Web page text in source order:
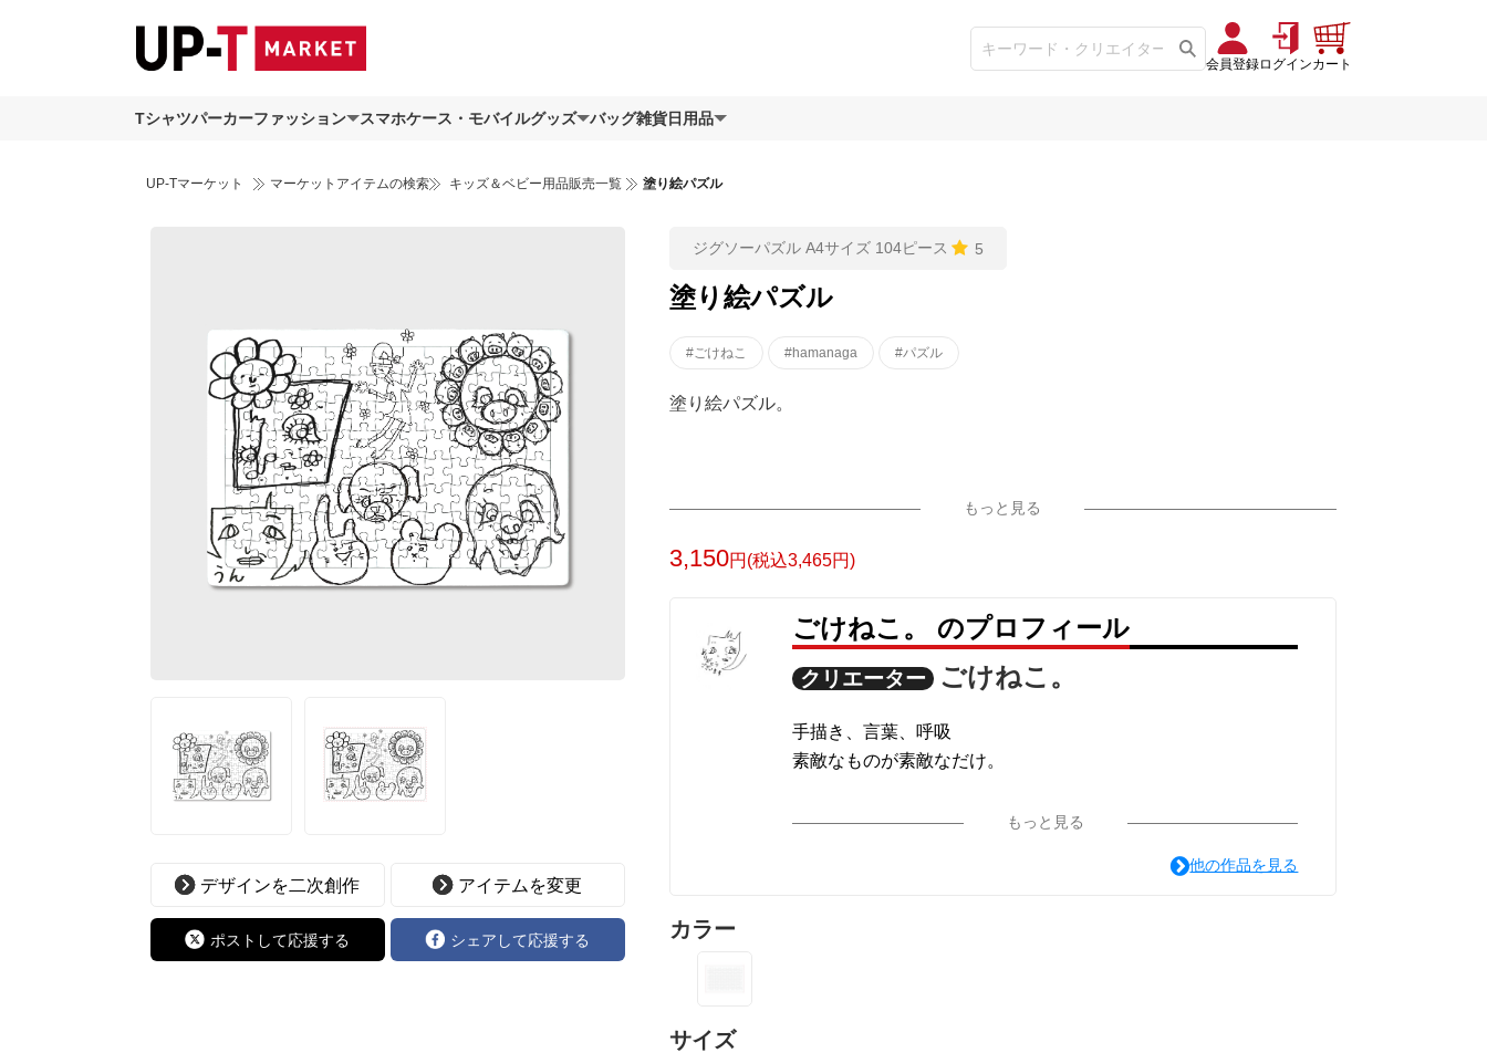
会員登録ログインカート
Tシャツパーカーファッション スマホケース・モバイルグッズ バッグ雑貨日用品
UP-Tマーケット マーケットアイテムの検索 キッズ＆ベビー用品販売一覧 塗り絵パズル
デザインを二次創作 アイテムを変更
ポストして応援する シェアして応援する
ジグソーパズル A4サイズ 104ピース 5
塗り絵パズル
#ごけねこ #hamanaga #パズル
塗り絵パズル。
もっと見る
3,150円(税込3,465円)
ごけねこ。 のプロフィール
クリエーター ごけねこ。
手描き、言葉、呼吸
素敵なものが素敵なだけ。
もっと見る
他の作品を見る
カラー
サイズ